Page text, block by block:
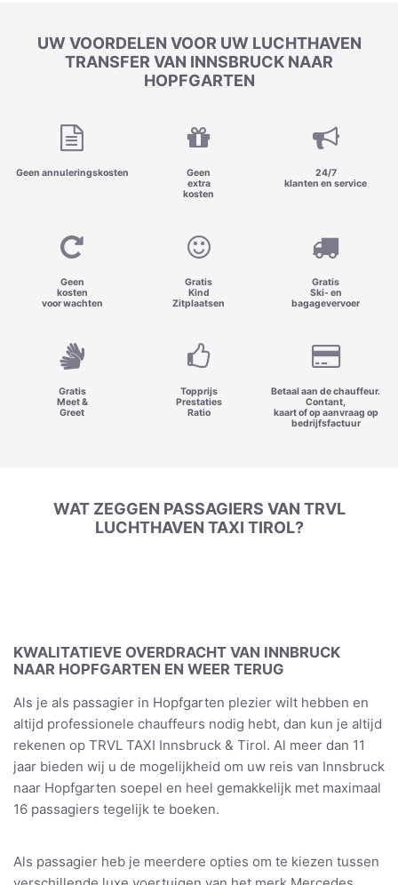
UW VOORDELEN VOOR UW LUCHTHAVEN
TRANSFER VAN INNSBRUCK NAAR
HOPFGARTEN
Geen annuleringskosten
Geen
extra
kosten
24/7
klanten en service
Geen
kosten
voor wachten
Gratis
Kind
Zitplaatsen
Gratis
Ski- en
bagagevervoer
Gratis
Meet &
Greet
Topprijs
Prestaties
Ratio
Betaal aan de chauffeur.
Contant,
kaart of op aanvraag op
bedrijfsfactuur
WAT ZEGGEN PASSAGIERS VAN TRVL
LUCHTHAVEN TAXI TIROL?
KWALITATIEVE OVERDRACHT VAN INNBRUCK
NAAR HOPFGARTEN EN WEER TERUG
Als je als passagier in Hopfgarten plezier wilt hebben en
altijd professionele chauffeurs nodig hebt, dan kun je altijd
rekenen op TRVL TAXI Innsbruck & Tirol. Al meer dan 11
jaar bieden wij u de mogelijkheid om uw reis van Innsbruck
naar Hopfgarten soepel en heel gemakkelijk met maximaal
16 passagiers tegelijk te boeken.
Als passagier heb je meerdere opties om te kiezen tussen